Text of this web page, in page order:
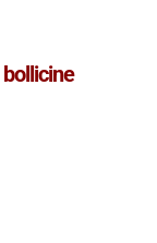
bollicine